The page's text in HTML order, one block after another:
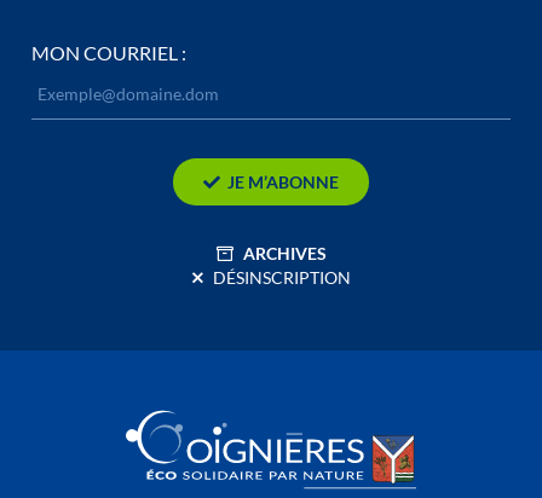
MON COURRIEL :
JE M’ABONNE
ARCHIVES
DÉSINSCRIPTION